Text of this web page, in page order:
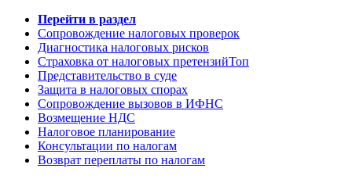
Перейти в раздел
Сопровождение налоговых проверок
Диагностика налоговых рисков
Страховка от налоговых претензийТоп
Представительство в суде
Защита в налоговых спорах
Сопровождение вызовов в ИФНС
Возмещение НДС
Налоговое планирование
Консультации по налогам
Возврат переплаты по налогам